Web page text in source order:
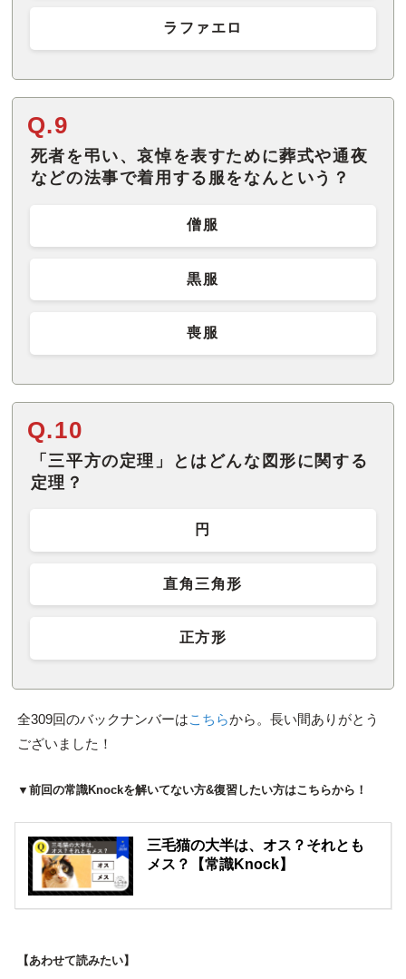
ラファエロ
Q.9
死者を弔い、哀悼を表すために葬式や通夜
などの法事で着用する服をなんという？
僧服
黒服
喪服
Q.10
「三平方の定理」とはどんな図形に関する
定理？
円
直角三角形
正方形
全309回のバックナンバーはこちらから。長い間ありがとう
ございました！
▼前回の常識Knockを解いてない方&復習したい方はこちらから！
三毛猫の大半は、オス？それとも
メス？【常識Knock】
【あわせて読みたい】